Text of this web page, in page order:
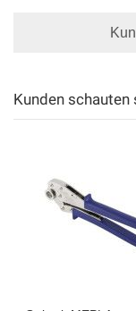
Kunden